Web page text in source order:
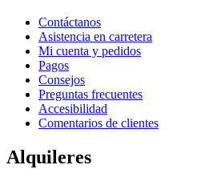
Contáctanos
Asistencia en carretera
Mi cuenta y pedidos
Pagos
Consejos
Preguntas frecuentes
Accesibilidad
Comentarios de clientes
Alquileres